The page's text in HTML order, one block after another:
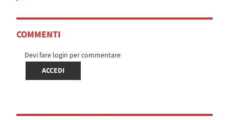
COMMENTI
Devi fare login per commentare
ACCEDI